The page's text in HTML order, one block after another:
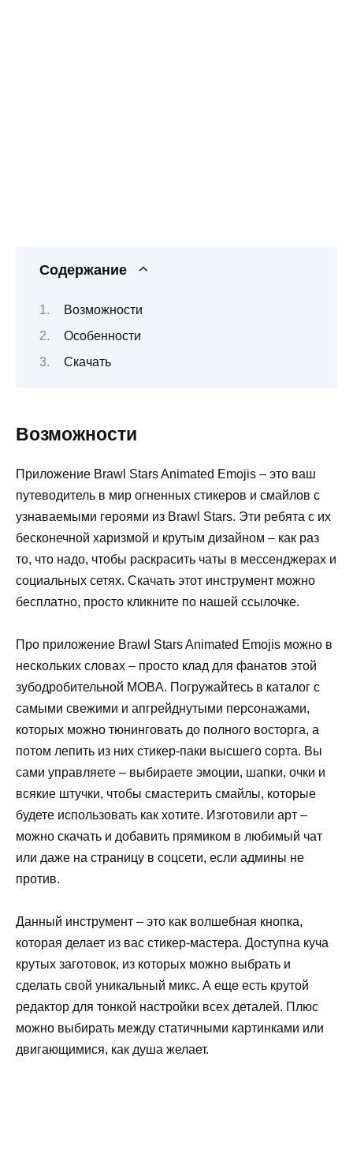
Содержание
Возможности
Особенности
Скачать
Возможности
Приложение Brawl Stars Animated Emojis – это ваш
путеводитель в мир огненных стикеров и смайлов с
узнаваемыми героями из Brawl Stars. Эти ребята с их
бесконечной харизмой и крутым дизайном – как раз
то, что надо, чтобы раскрасить чаты в мессенджерах и
социальных сетях. Скачать этот инструмент можно
бесплатно, просто кликните по нашей ссылочке.
Про приложение Brawl Stars Animated Emojis можно в
нескольких словах – просто клад для фанатов этой
зубодробительной MOBA. Погружайтесь в каталог с
самыми свежими и апгрейднутыми персонажами,
которых можно тюнинговать до полного восторга, а
потом лепить из них стикер-паки высшего сорта. Вы
сами управляете – выбираете эмоции, шапки, очки и
всякие штучки, чтобы смастерить смайлы, которые
будете использовать как хотите. Изготовили арт –
можно скачать и добавить прямиком в любимый чат
или даже на страницу в соцсети, если админы не
против.
Данный инструмент – это как волшебная кнопка,
которая делает из вас стикер-мастера. Доступна куча
крутых заготовок, из которых можно выбрать и
сделать свой уникальный микс. А еще есть крутой
редактор для тонкой настройки всех деталей. Плюс
можно выбирать между статичными картинками или
двигающимися, как душа желает.